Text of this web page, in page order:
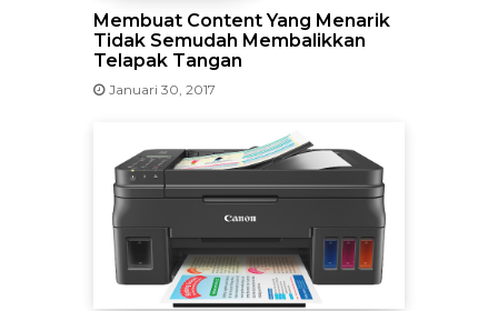
Membuat Content Yang Menarik
Tidak Semudah Membalikkan
Telapak Tangan
Januari 30, 2017